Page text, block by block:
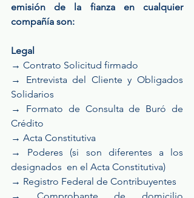
emisión de la fianza en cualquier
compañía son:
Legal
→ Contrato Solicitud firmado
→ Entrevista del Cliente y Obligados
Solidarios
→ Formato de Consulta de Buró de
Crédito
→ Acta Constitutiva
→ Poderes (si son diferentes a los
designados  en el Acta Constitutiva)
→ Registro Federal de Contribuyentes